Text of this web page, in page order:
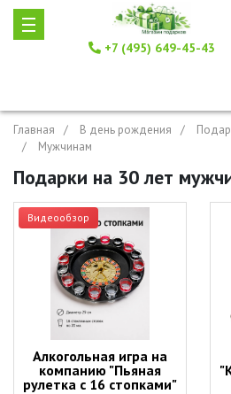
+7 (495) 649-45-43
Главная В день рождения
Мужчинам
Подарки на 30 лет
Видеообзор
Алкогольная игра на
компанию "Пьяная
рулетка с 16 стопками"